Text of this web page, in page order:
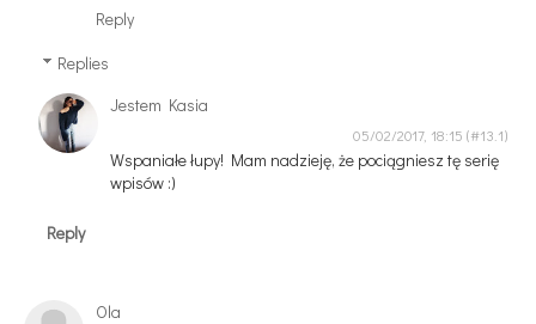
Reply
Replies
Jestem Kasia
05/02/2017, 18:15
Wspaniałe łupy! Mam nadzieję, że pociągniesz tę serię
wpisów :)
Reply
Ola